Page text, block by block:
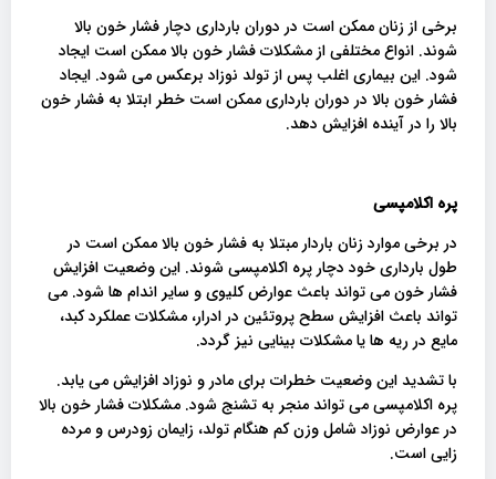
برخی از زنان ممکن است در دوران بارداری دچار فشار خون بالا
شوند. انواع مختلفی از مشکلات فشار خون بالا ممکن است ایجاد
شود. این بیماری اغلب پس از تولد نوزاد برعکس می شود. ایجاد
فشار خون بالا در دوران بارداری ممکن است خطر ابتلا به فشار خون
بالا را در آینده افزایش دهد.
پره اکلامپسی
در برخی موارد زنان باردار مبتلا به فشار خون بالا ممکن است در
طول بارداری خود دچار پره اکلامپسی شوند. این وضعیت افزایش
فشار خون می تواند باعث عوارض کلیوی و سایر اندام ها شود. می
تواند باعث افزایش سطح پروتئین در ادرار، مشکلات عملکرد کبد،
مایع در ریه ها یا مشکلات بینایی نیز گردد.
با تشدید این وضعیت خطرات برای مادر و نوزاد افزایش می یابد.
پره اکلامپسی می تواند منجر به تشنج شود. مشکلات فشار خون بالا
در عوارض نوزاد شامل وزن کم هنگام تولد، زایمان زودرس و مرده
زایی است.